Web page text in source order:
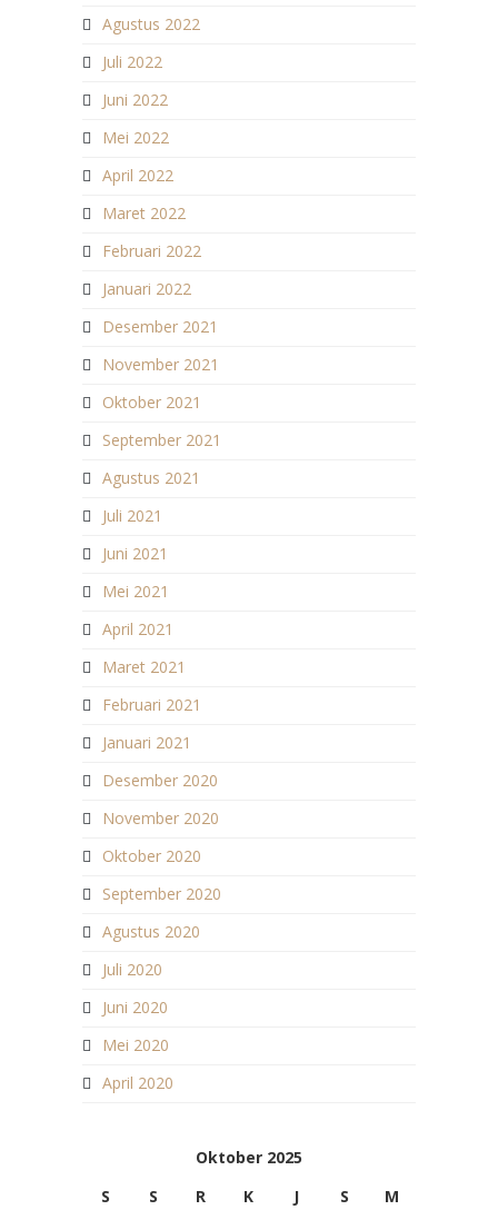
Agustus 2022
Juli 2022
Juni 2022
Mei 2022
April 2022
Maret 2022
Februari 2022
Januari 2022
Desember 2021
November 2021
Oktober 2021
September 2021
Agustus 2021
Juli 2021
Juni 2021
Mei 2021
April 2021
Maret 2021
Februari 2021
Januari 2021
Desember 2020
November 2020
Oktober 2020
September 2020
Agustus 2020
Juli 2020
Juni 2020
Mei 2020
April 2020
Oktober 2025
S
S R K J S M